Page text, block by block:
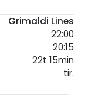
Grimaldi Lines
22:00
20:15
22t 15min
tir.